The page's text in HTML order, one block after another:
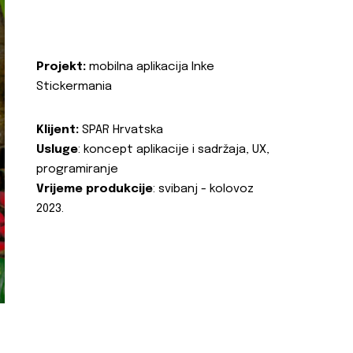
Projekt: mobilna aplikacija Inke
Stickermania
Klijent: SPAR Hrvatska
Usluge: koncept aplikacije i sadržaja, UX,
programiranje
Vrijeme produkcije: svibanj - kolovoz
2023.